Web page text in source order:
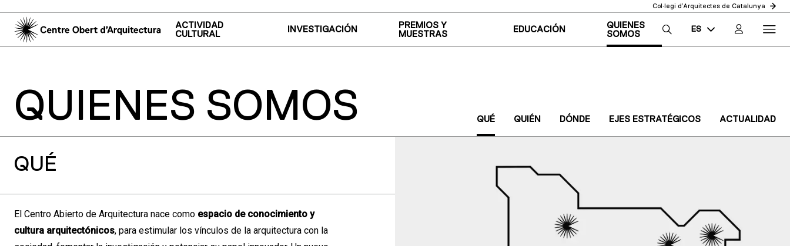
Col·legi d’Arquitectes de Catalunya
ACTIVIDAD
CULTURAL
INVESTIGACIÓN
PREMIOS Y
MUESTRAS
EDUCACIÓN
QUIENES
SOMOS
ES
EN
QUIENES SOMOS QUÉ QUIÉN DÓNDE EJES ESTRATÉGICOS ACTUALIDAD
QUÉ
El Centro Abierto de Arquitectura nace como espacio de conocimiento y
cultura arquitectónicos, para estimular los vínculos de la arquitectura con la